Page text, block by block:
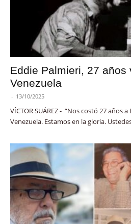
Eddie Palmieri, 27 años
Venezuela
- 13/10/2025
VÍCTOR SUÁREZ - “Nos costó 27 años
Venezuela. Estamos en la gloria.